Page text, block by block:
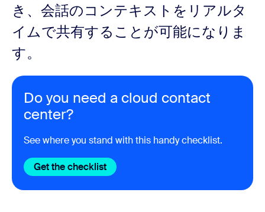
き、会話のコンテキストをリアルタ
イムで共有することが可能になりま
す。
Do you need a cloud contact
center?
See where you stand with this handy checklist.
Get the checklist